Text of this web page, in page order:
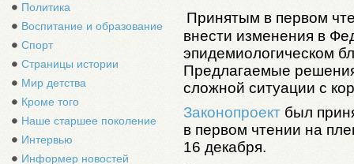
Политика
Воспитание и образование
Спорт
Страницы истории
Мир детства
Кроме того
Наше старшее поколение
Интервью
Информер новостей
Принятым в первом
внести изменения в
эпидемиологическом
Предлагаемые
сложной ситуации с
Законопроект был
в первом чтении на
16 декабря.